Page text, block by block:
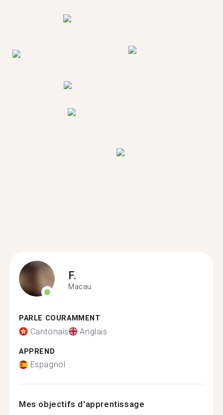
F.
Macau
PARLE COURAMMENT
Cantonais Anglais
APPREND
Espagnol
Mes objectifs d'apprentissage